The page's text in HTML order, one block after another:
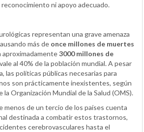
ni apoyo adecuado.
representan una grave amenaza
más de once millones de muertes
aproximadamente3000 millones de
al 40% de la población mundial. A pesar
las políticas públicas necesarias para
son prácticamente inexistentes, según
Organización Mundial de la Salud (OMS).
menos de un tercio de los países cuenta
destinada a combatir estos trastornos,
cerebrovasculares hasta el